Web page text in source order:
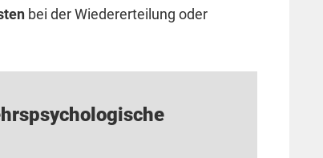
bei der Wiedererteilung oder